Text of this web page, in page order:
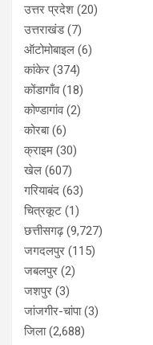
उत्तर प्रदेश (20)
उत्तराखंड(7)
ऑटोमोबाइल (6)
कांकेर (374)
कोंडागाँव(18)
कोण्डागांव(2)
कोरबा(6)
क्राइम (30)
खेल (607)
गरियाबंद (63)
चित्रकूट (1)
छत्तीसगढ़(9,727)
जगदलपुर (115)
जबलपुर (2)
जशपुर (3)
जांजगीर-चांपा(3)
जिला(2,688)